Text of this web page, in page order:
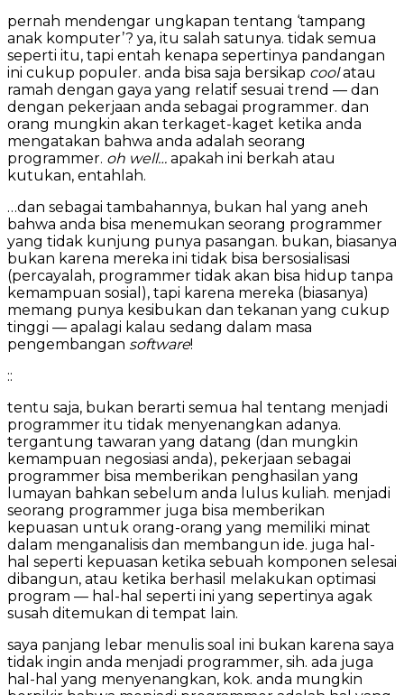
pernah mendengar ungkapan tentang ‘tampang
anak komputer’? ya, itu salah satunya. tidak semua
seperti itu, tapi entah kenapa sepertinya pandangan
ini cukup populer. anda bisa saja bersikap coolatau
ramah dengan gaya yang relatif sesuai trend — dan
dengan pekerjaan anda sebagai programmer. dan
orang mungkin akan terkaget-kaget ketika anda
mengatakan bahwa anda adalah seorang
programmer. oh well… apakah ini berkah atau
kutukan, entahlah.
…dan sebagai tambahannya, bukan hal yang aneh
bahwa anda bisa menemukan seorang programmer
yang tidak kunjung punya pasangan. bukan, biasanya
bukan karena mereka ini tidak bisa bersosialisasi
(percayalah, programmer tidak akan bisa hidup tanpa
kemampuan sosial), tapi karena mereka (biasanya)
memang punya kesibukan dan tekanan yang cukup
tinggi — apalagi kalau sedang dalam masa
pengembangan software!
::
tentu saja, bukan berarti semua hal tentang menjadi
programmer itu tidak menyenangkan adanya.
tergantung tawaran yang datang (dan mungkin
kemampuan negosiasi anda), pekerjaan sebagai
programmer bisa memberikan penghasilan yang
lumayan bahkan sebelum anda lulus kuliah. menjadi
seorang programmer juga bisa memberikan
kepuasan untuk orang-orang yang memiliki minat
dalam menganalisis dan membangun ide. juga hal-
hal seperti kepuasan ketika sebuah komponen selesai
dibangun, atau ketika berhasil melakukan optimasi
program — hal-hal seperti ini yang sepertinya agak
susah ditemukan di tempat lain.
saya panjang lebar menulis soal ini bukan karena saya
tidak ingin anda menjadi programmer, sih. ada juga
hal-hal yang menyenangkan, kok. anda mungkin